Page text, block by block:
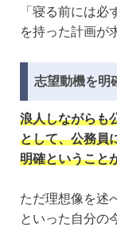
「寝る前には
を持った計画が
志望動機を明
浪人しながらも
として、公務員
明確ということ
ただ理想像を述
といった自分の